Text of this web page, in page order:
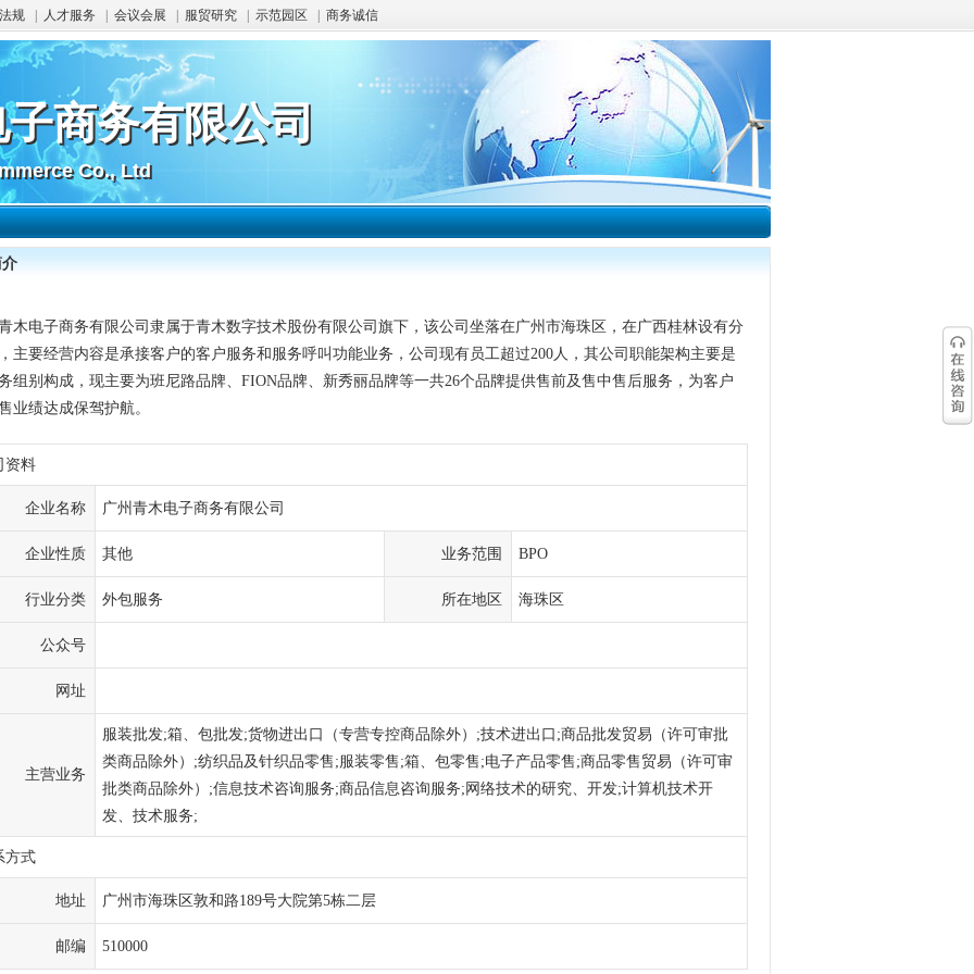
规 人才服务 会议会展 服贸研究 示范园区 商务诚信
商务有限公司
商务有限公司
Co., Ltd
Co., Ltd
木电子商务有限公司隶属于青木数字技术股份有限公司旗下，该公司坐落在广州市海珠区，在广西桂林设有分
主要经营内容是承接客户的客户服务和服务呼叫功能业务，公司现有员工超过200人，其公司职能架构主要是
组别构成，现主要为班尼路品牌、FION品牌、新秀丽品牌等一共26个品牌提供售前及售中售后服务，为客户
业绩达成保驾护航。
资料
企业名称 广州青木电子商务有限公司
企业性质 其他 业务范围 BPO
行业分类 外包服务 所在地区 海珠区
公众号
网址
主营业务
服装批发;箱、包批发;货物进出口（专营专控商品除外）;技术进出口;商品批发贸易（许可审批
类商品除外）;纺织品及针织品零售;服装零售;箱、包零售;电子产品零售;商品零售贸易（许可审
批类商品除外）;信息技术咨询服务;商品信息咨询服务;网络技术的研究、开发;计算机技术开
发、技术服务;
方式
地址 广州市海珠区敦和路189号大院第5栋二层
邮编 510000